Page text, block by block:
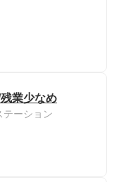
業少なめ
テーション